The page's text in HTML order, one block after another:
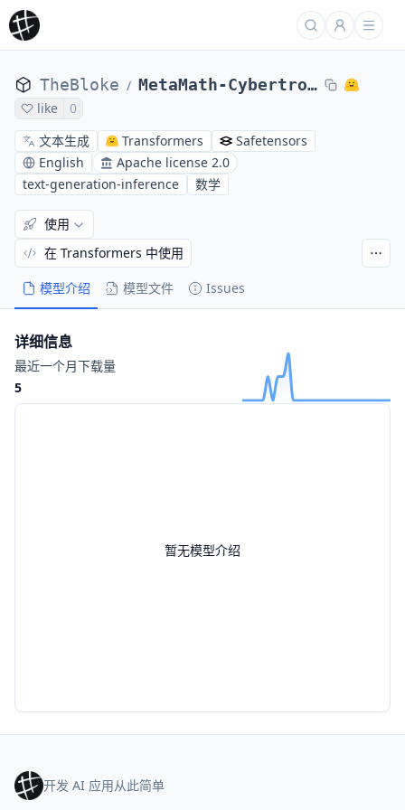
TheBloke / MetaMath-Cybertron-Starling-AWQ
like
0
文本生成
Transformers
Safetensors
English
Apache license 2.0
text-generation-inference
数学
模型介绍 模型文件 Issues
使用
在 Transformers 中使用
暂无模型介绍
详细信息
最近一个月下载量
5
开发 AI 应用从此简单